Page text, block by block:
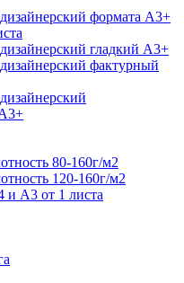
формата А3+
гладкий А3+
фактурный
80-160г/м2
120-160г/м2
и А3 от 1 листа